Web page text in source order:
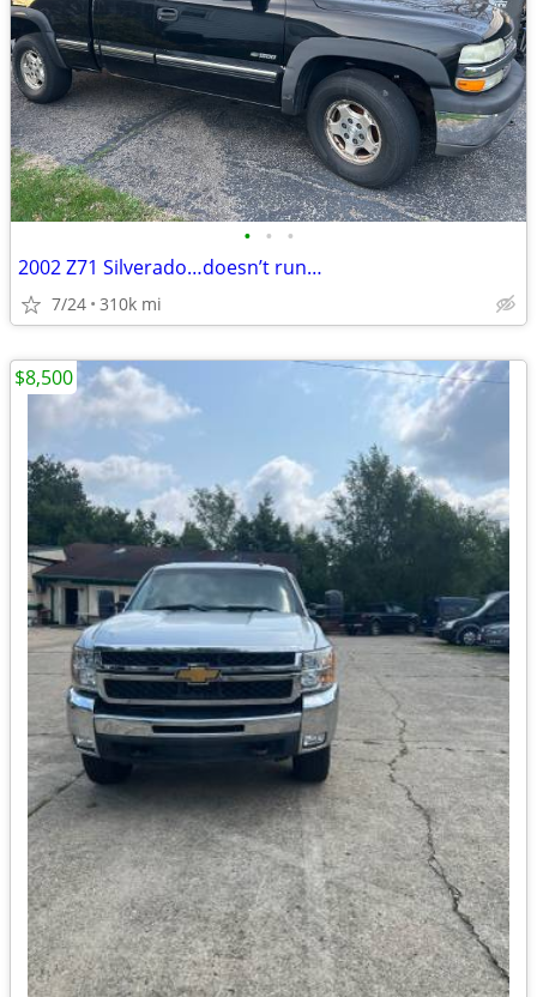
• • •
2002 Z71 Silverado…doesn’t run…
7/24 310k mi
$8,500